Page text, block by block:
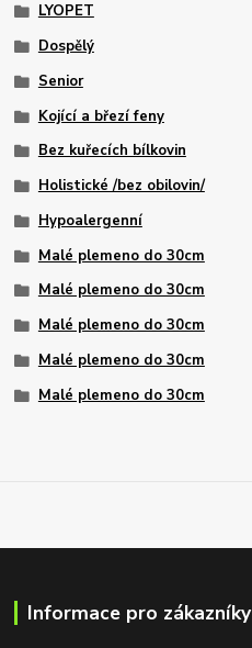
LYOPET
Dospělý
Senior
Kojící a březí feny
Bez kuřecích bílkovin
Holistické /bez obilovin/
Hypoalergenní
Malé plemeno do 30cm
Malé plemeno do 30cm
Malé plemeno do 30cm
Malé plemeno do 30cm
Malé plemeno do 30cm
Informace pro zákazníky